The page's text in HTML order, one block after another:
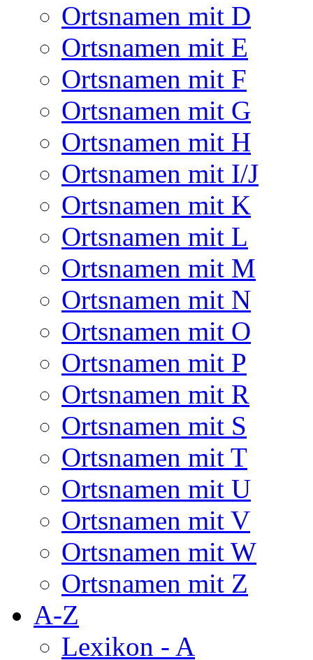
Ortsnamen mit D
Ortsnamen mit E
Ortsnamen mit F
Ortsnamen mit G
Ortsnamen mit H
Ortsnamen mit I/J
Ortsnamen mit K
Ortsnamen mit L
Ortsnamen mit M
Ortsnamen mit N
Ortsnamen mit O
Ortsnamen mit P
Ortsnamen mit R
Ortsnamen mit S
Ortsnamen mit T
Ortsnamen mit U
Ortsnamen mit V
Ortsnamen mit W
Ortsnamen mit Z
A-Z
Lexikon - A